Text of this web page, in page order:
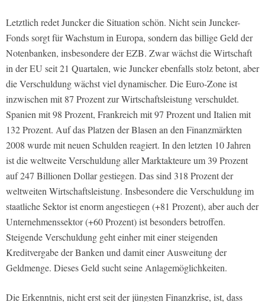
Letztlich redet Juncker die Situation schön. Nicht sein Juncker-
Fonds sorgt für Wachstum in Europa, sondern das billige Geld der
Notenbanken, insbesondere der EZB. Zwar wächst die Wirtschaft
in der EU seit 21 Quartalen, wie Juncker ebenfalls stolz betont, aber
die Verschuldung wächst viel dynamischer. Die Euro-Zone ist
inzwischen mit 87 Prozent zur Wirtschaftsleistung verschuldet.
Spanien mit 98 Prozent, Frankreich mit 97 Prozent und Italien mit
132 Prozent. Auf das Platzen der Blasen an den Finanzmärkten
2008 wurde mit neuen Schulden reagiert. In den letzten 10 Jahren
ist die weltweite Verschuldung aller Marktakteure um 39 Prozent
auf 247 Billionen Dollar gestiegen. Das sind 318 Prozent der
weltweiten Wirtschaftsleistung. Insbesondere die Verschuldung im
staatliche Sektor ist enorm angestiegen (+81 Prozent), aber auch der
Unternehmenssektor (+60 Prozent) ist besonders betroffen.
Steigende Verschuldung geht einher mit einer steigenden
Kreditvergabe der Banken und damit einer Ausweitung der
Geldmenge. Dieses Geld sucht seine Anlagemöglichkeiten.
Die Erkenntnis, nicht erst seit der jüngsten Finanzkrise, ist, dass